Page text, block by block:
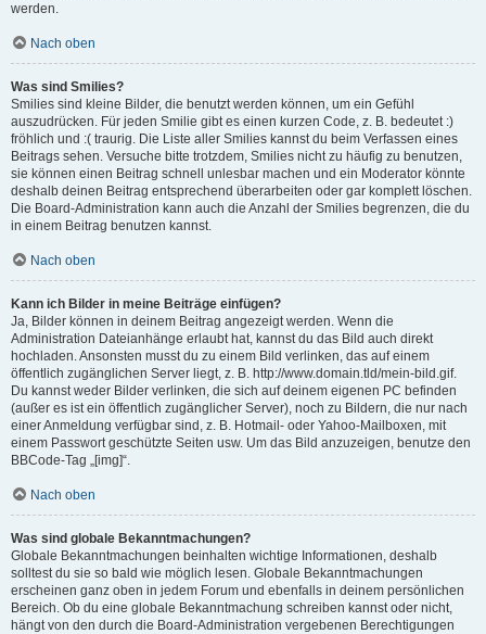
werden.
Nach oben
Was sind Smilies?
Smilies sind kleine Bilder, die benutzt werden können, um ein Gefühl
auszudrücken. Für jeden Smilie gibt es einen kurzen Code, z. B. bedeutet :)
fröhlich und :( traurig. Die Liste aller Smilies kannst du beim Verfassen eines
Beitrags sehen. Versuche bitte trotzdem, Smilies nicht zu häufig zu benutzen,
sie können einen Beitrag schnell unlesbar machen und ein Moderator könnte
deshalb deinen Beitrag entsprechend überarbeiten oder gar komplett löschen.
Die Board-Administration kann auch die Anzahl der Smilies begrenzen, die du
in einem Beitrag benutzen kannst.
Nach oben
Kann ich Bilder in meine Beiträge einfügen?
Ja, Bilder können in deinem Beitrag angezeigt werden. Wenn die
Administration Dateianhänge erlaubt hat, kannst du das Bild auch direkt
hochladen. Ansonsten musst du zu einem Bild verlinken, das auf einem
öffentlich zugänglichen Server liegt, z. B. http://www.domain.tld/mein-bild.gif.
Du kannst weder Bilder verlinken, die sich auf deinem eigenen PC befinden
(außer es ist ein öffentlich zugänglicher Server), noch zu Bildern, die nur nach
einer Anmeldung verfügbar sind, z. B. Hotmail- oder Yahoo-Mailboxen, mit
einem Passwort geschützte Seiten usw. Um das Bild anzuzeigen, benutze den
BBCode-Tag „[img]“.
Nach oben
Was sind globale Bekanntmachungen?
Globale Bekanntmachungen beinhalten wichtige Informationen, deshalb
solltest du sie so bald wie möglich lesen. Globale Bekanntmachungen
erscheinen ganz oben in jedem Forum und ebenfalls in deinem persönlichen
Bereich. Ob du eine globale Bekanntmachung schreiben kannst oder nicht,
hängt von den durch die Board-Administration vergebenen Berechtigungen